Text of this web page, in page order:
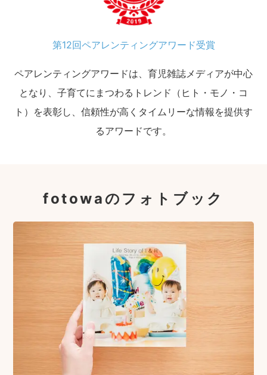
第12回ペアレンティングアワード受賞
ペアレンティングアワードは、育児雑誌メディアが中心
となり、子育てにまつわるトレンド（ヒト・モノ・コ
ト）を表彰し、信頼性が高くタイムリーな情報を提供す
るアワードです。
fotowaのフォトブック